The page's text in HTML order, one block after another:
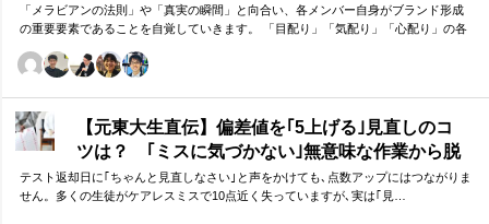
「メラビアンの法則」や「真実の瞬間」と向合い、各メンバー自身がブランド形成
の重要要素であることを自覚していきます。 「目配り」「気配り」「心配り」の各
について研究。 「マニュアル」「サービス」を理解・実践するのは当然。 「ホスピ
【元東大生直伝】偏差値を｢5上げる｣見直しのコ
ツは？ ｢ミスに気づかない｣無意味な作業から脱
却を…カギは試験"前"
テスト返却日に｢ちゃんと見直しなさい｣と声をかけても､点数アップにはつながりま
せん。多くの生徒がケアレスミスで10点近く失っていますが､実は｢見…